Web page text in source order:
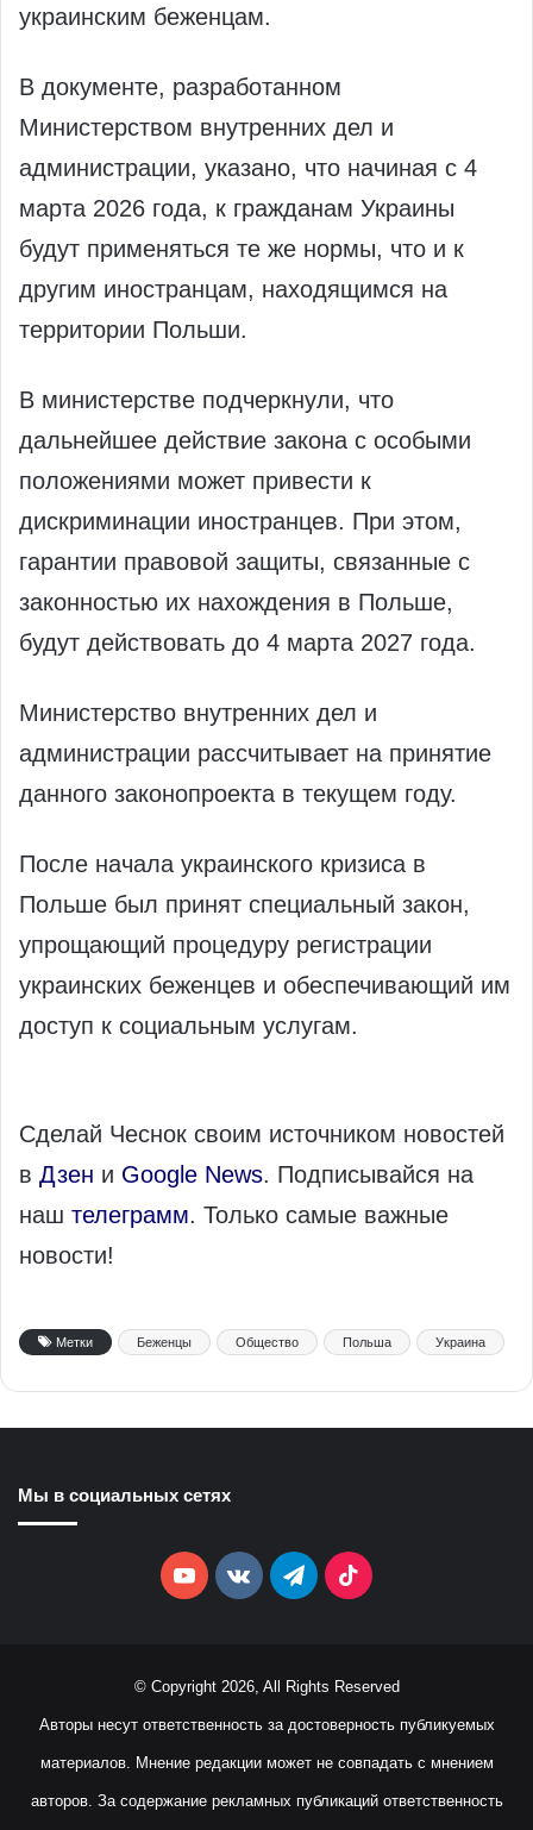
украинским беженцам.
В документе, разработанном
Министерством внутренних дел и
администрации, указано, что начиная с 4
марта 2026 года, к гражданам Украины
будут применяться те же нормы, что и к
другим иностранцам, находящимся на
территории Польши.
В министерстве подчеркнули, что
дальнейшее действие закона с особыми
положениями может привести к
дискриминации иностранцев. При этом,
гарантии правовой защиты, связанные с
законностью их нахождения в Польше,
будут действовать до 4 марта 2027 года.
Министерство внутренних дел и
администрации рассчитывает на принятие
данного законопроекта в текущем году.
После начала украинского кризиса в
Польше был принят специальный закон,
упрощающий процедуру регистрации
украинских беженцев и обеспечивающий им
доступ к социальным услугам.
Сделай Чеснок своим источником новостей
в Дзен и Google News. Подписывайся на
наш телеграмм. Только самые важные
новости!
Метки Беженцы Общество Польша Украина
Мы в социальных сетях
YouTubevk.comTelegramTikTok
© Copyright 2026, All Rights Reserved
Авторы несут ответственность за достоверность публикуемых
материалов. Мнение редакции может не совпадать с мнением
авторов. За содержание рекламных публикаций ответственность